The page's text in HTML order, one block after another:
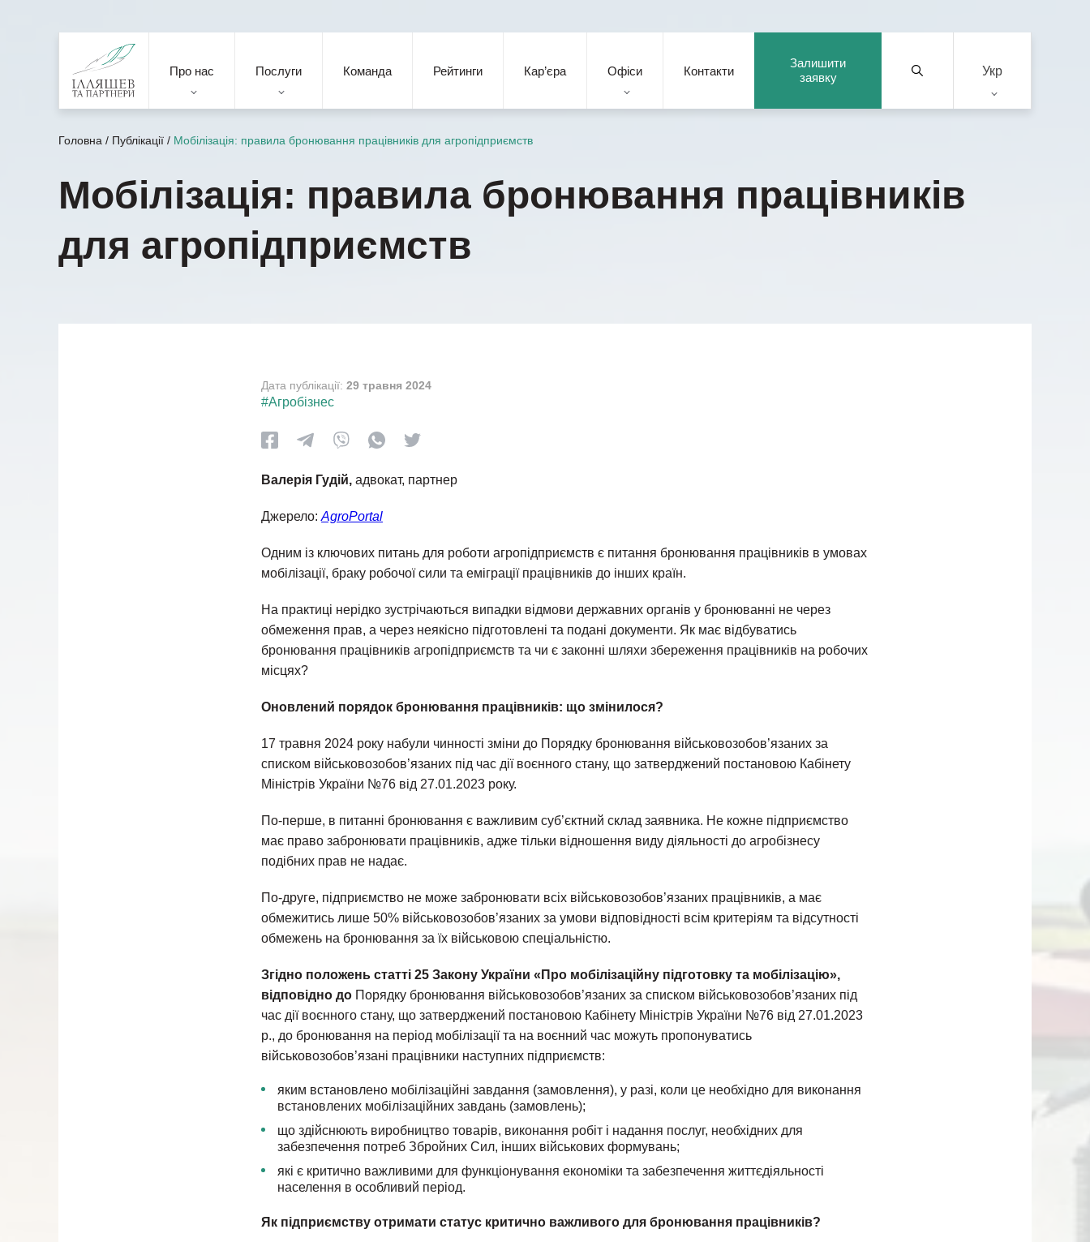
Залишити
заявку
Укр
Про нас Послуги Команда Рейтинги Кар’єра Офіси Контакти
Головна / Публікації / Мобілізація: правила бронювання працівників для агропідприємств
Мобілізація: правила бронювання працівників
для агропідприємств
Дата публікації: 29 травня 2024
#Агробізнес
Валерія Гудій, адвокат, партнер
Джерело: AgroPortal
Одним із ключових питань для роботи агропідприємств є питання бронювання працівників в умовах
мобілізації, браку робочої сили та еміграції працівників до інших країн.
На практиці нерідко зустрічаються випадки відмови державних органів у бронюванні не через
обмеження прав, а через неякісно підготовлені та подані документи. Як має відбуватись
бронювання працівників агропідприємств та чи є законні шляхи збереження працівників на робочих
місцях?
Оновлений порядок бронювання працівників: що змінилося?
17 травня 2024 року набули чинності зміни до Порядку бронювання військовозобов’язаних за
списком військовозобов’язаних під час дії воєнного стану, що затверджений постановою Кабінету
Міністрів України №76 від 27.01.2023 року.
По-перше, в питанні бронювання є важливим суб’єктний склад заявника. Не кожне підприємство
має право забронювати працівників, адже тільки відношення виду діяльності до агробізнесу
подібних прав не надає.
По-друге, підприємство не може забронювати всіх військовозобов’язаних працівників, а має
обмежитись лише 50% військовозобов’язаних за умови відповідності всім критеріям та відсутності
обмежень на бронювання за їх військовою спеціальністю.
Згідно положень статті 25 Закону України «Про мобілізаційну підготовку та мобілізацію»,
відповідно до Порядку бронювання військовозобов’язаних за списком військовозобов’язаних під
час дії воєнного стану, що затверджений постановою Кабінету Міністрів України №76 від 27.01.2023
р., до бронювання на період мобілізації та на воєнний час можуть пропонуватись
військовозобов’язані працівники наступних підприємств:
яким встановлено мобілізаційні завдання (замовлення), у разі, коли це необхідно для виконання
встановлених мобілізаційних завдань (замовлень);
що здійснюють виробництво товарів, виконання робіт і надання послуг, необхідних для
забезпечення потреб Збройних Сил, інших військових формувань;
які є критично важливими для функціонування економіки та забезпечення життєдіяльності
населення в особливий період.
Як підприємству отримати статус критично важливого для бронювання працівників?